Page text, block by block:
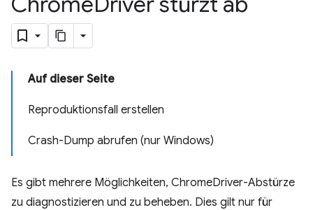
Auf dieser Seite
Reproduktionsfall erstellen
Crash-Dump abrufen (nur Windows)
Es gibt mehrere Möglichkeiten, ChromeDriver-Abstürze
zu diagnostizieren und zu beheben. Dies gilt nur für